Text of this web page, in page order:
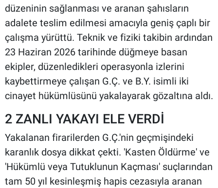
düzeninin sağlanması ve aranan şahısların
adalete teslim edilmesi amacıyla geniş çaplı bir
çalışma yürüttü. Teknik ve fiziki takibin ardından
23 Haziran 2026 tarihinde düğmeye basan
ekipler, düzenledikleri operasyonla izlerini
kaybettirmeye çalışan G.Ç. ve B.Y. isimli iki
cinayet hükümlüsünü yakalayarak gözaltına aldı.
2 ZANLI YAKAYI ELE VERDİ
Yakalanan firarilerden G.Ç.'nin geçmişindeki
karanlık dosya dikkat çekti. 'Kasten Öldürme' ve
'Hükümlü veya Tutuklunun Kaçması' suçlarından
tam 50 yıl kesinleşmiş hapis cezasıyla aranan